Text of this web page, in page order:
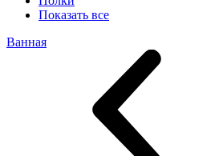
Показать все
Ванная